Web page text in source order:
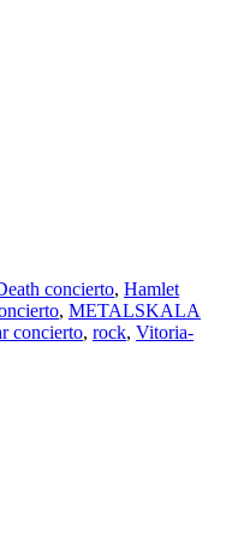
concierto, Hamlet
, METALSKALA
concierto, rock, Vitoria-